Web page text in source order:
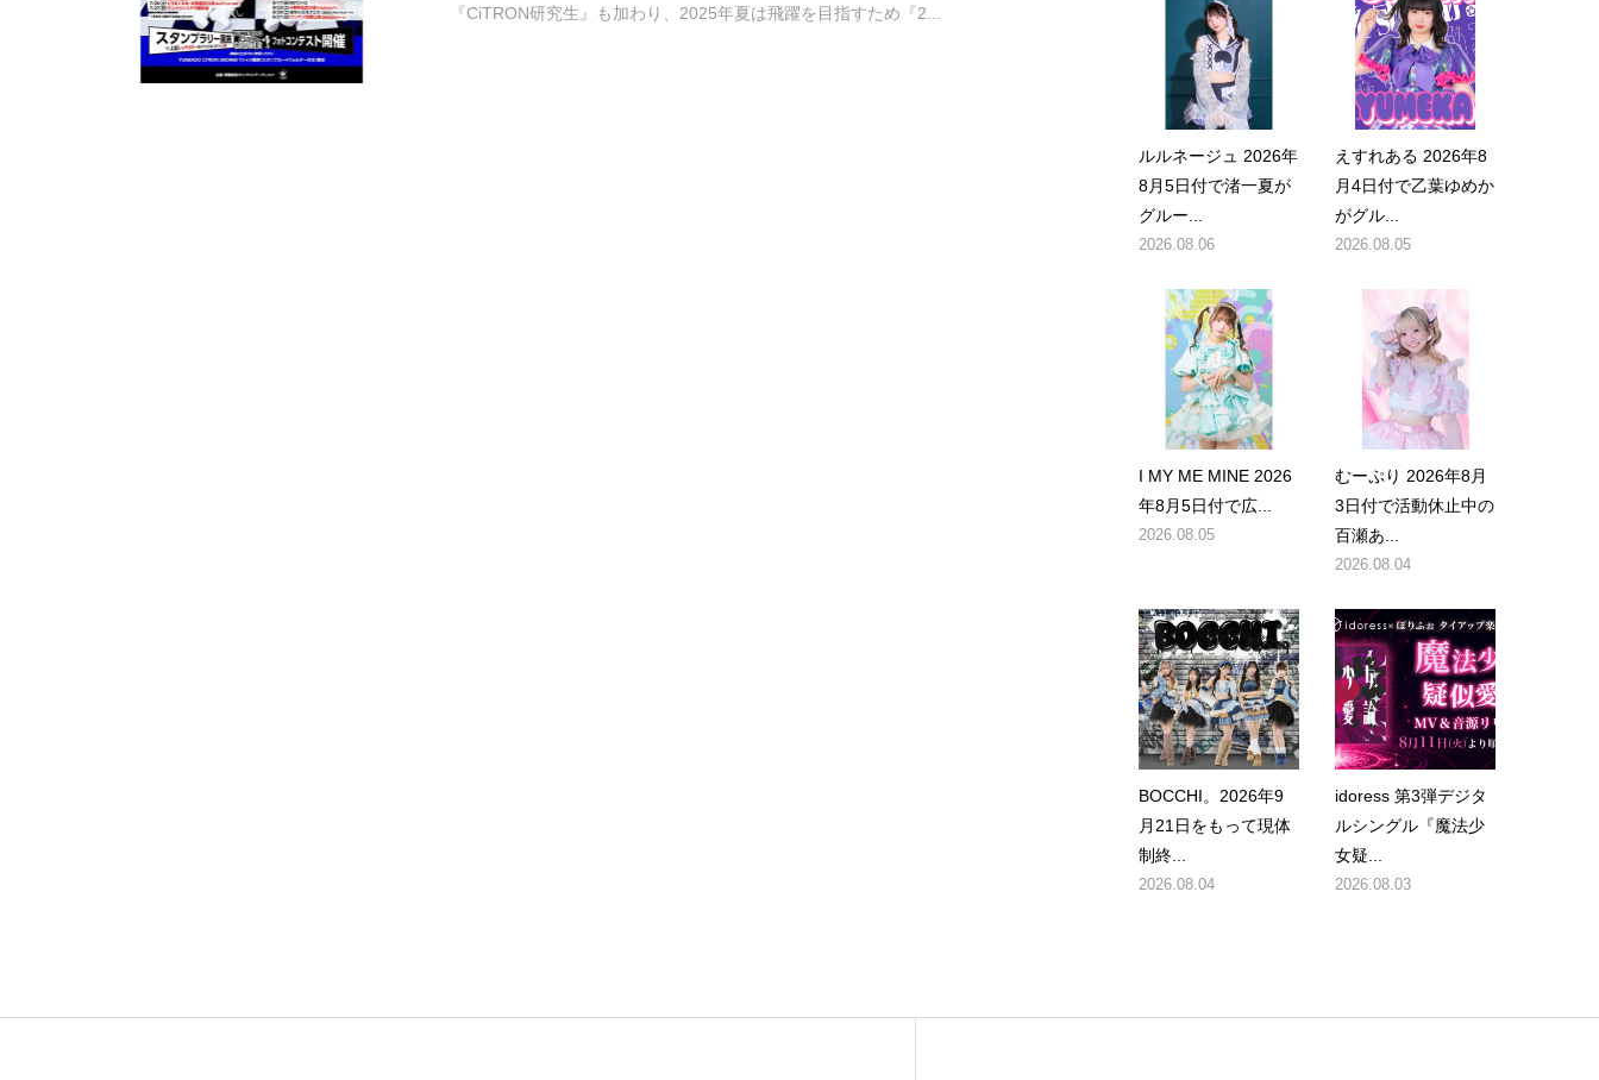
『CiTRON研究生』も加わり、2025年夏は飛躍を目指すため『2...
ルルネージュ 2026年
8月5日付で渚一夏が
グルー...
2026.08.06
えすれある 2026年8
月4日付で乙葉ゆめか
がグル...
2026.08.05
I MY ME MINE 2026
年8月5日付で広...
2026.08.05
むーぷり 2026年8月
3日付で活動休止中の
百瀬あ...
2026.08.04
BOCCHI。2026年9
月21日をもって現体
制終...
2026.08.04
idoress 第3弾デジタ
ルシングル『魔法少
女疑...
2026.08.03